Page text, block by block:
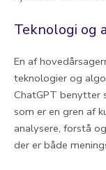
Teknologi og
En af
teknologier og
ChatGPT benytter
som er en gren af
analysere, forstå
der er både